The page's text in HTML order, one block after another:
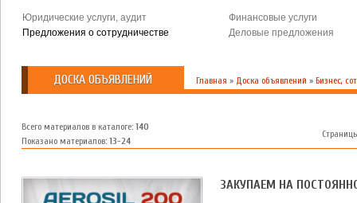
Юридические услуги, аудит
Финансовые услуги
Предложения о сотрудничестве
Деловые предложения
ДОСКА ОБЪЯВЛЕНИЙ Главная » Доска объявлений » Бизнес,
Всего материалов в каталоге: 140
Показано материалов: 13-24
ЗАКУПАЕМ НА